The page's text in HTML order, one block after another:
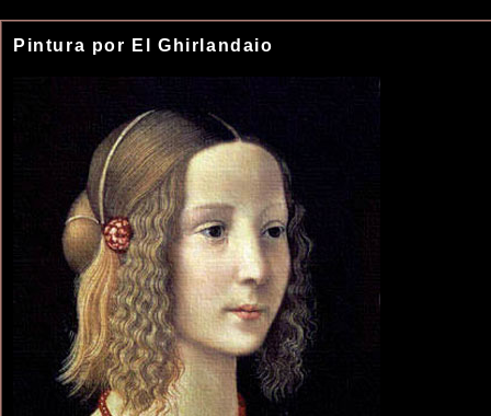
Pintura por El Ghirlandaio